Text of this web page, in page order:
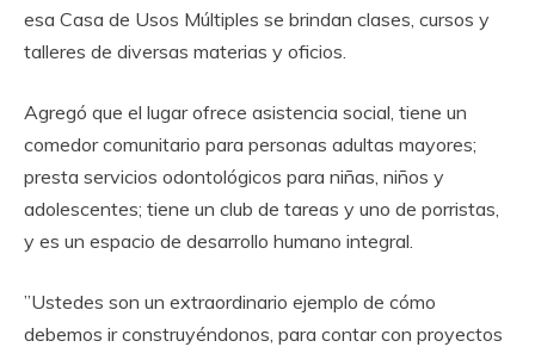
esa Casa de Usos Múltiples se brindan clases, cursos y
talleres de diversas materias y oficios.
‎Agregó que el lugar ofrece asistencia social, tiene un
comedor comunitario para personas adultas mayores;
presta servicios odontológicos para niñas, niños y
adolescentes; tiene un club de tareas y uno de porristas,
y es un espacio de desarrollo humano integral.
‎”Ustedes son un extraordinario ejemplo de cómo
debemos ir construyéndonos, para contar con proyectos